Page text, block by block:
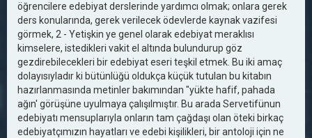
öğrencilere edebiyat derslerinde yardımcı olmak; onlara gerek
ders konularında, gerek verilecek ödevlerde kaynak vazifesi
görmek, 2 - Yetişkin ye genel olarak edebiyat meraklısı
kimselere, istedikleri vakit el altında bulundurup göz
gezdirebilecekleri bir edebiyat eseri teşkil etmek. Bu iki amaç
dolayısıyladır ki bütünlüğü oldukça küçük tutulan bu kitabın
hazırlanmasında metinler bakımından "yükte hafif, pahada
ağın' görüşüne uyulmaya çalışılmıştır. Bu arada Servetifünun
edebiyatı mensuplarıyla onların tam çağdaşı olan öteki birkaç
edebiyatçımızın hayatları ve edebi kişilikleri, bir antoloji için ne